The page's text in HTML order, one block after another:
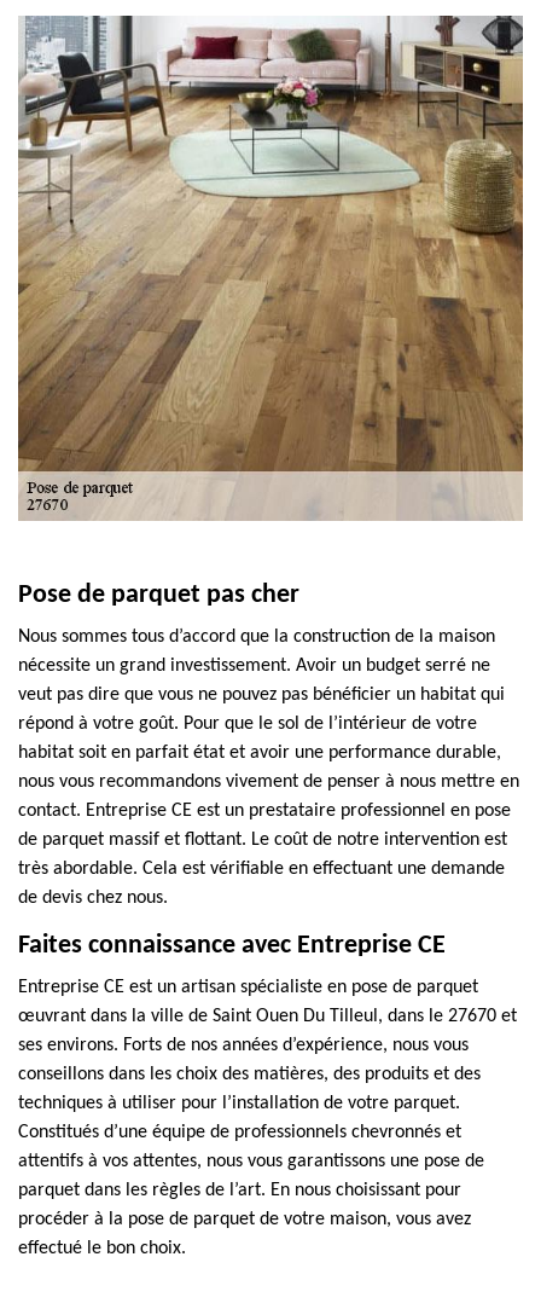
Pose de parquet pas cher
Nous sommes tous d’accord que la construction de la maison
nécessite un grand investissement. Avoir un budget serré ne
veut pas dire que vous ne pouvez pas bénéficier un habitat qui
répond à votre goût. Pour que le sol de l’intérieur de votre
habitat soit en parfait état et avoir une performance durable,
nous vous recommandons vivement de penser à nous mettre en
contact. Entreprise CE est un prestataire professionnel en pose
de parquet massif et flottant. Le coût de notre intervention est
très abordable. Cela est vérifiable en effectuant une demande
de devis chez nous.
Faites connaissance avec Entreprise CE
Entreprise CE est un artisan spécialiste en pose de parquet
œuvrant dans la ville de Saint Ouen Du Tilleul, dans le 27670 et
ses environs. Forts de nos années d’expérience, nous vous
conseillons dans les choix des matières, des produits et des
techniques à utiliser pour l’installation de votre parquet.
Constitués d’une équipe de professionnels chevronnés et
attentifs à vos attentes, nous vous garantissons une pose de
parquet dans les règles de l’art. En nous choisissant pour
procéder à la pose de parquet de votre maison, vous avez
effectué le bon choix.